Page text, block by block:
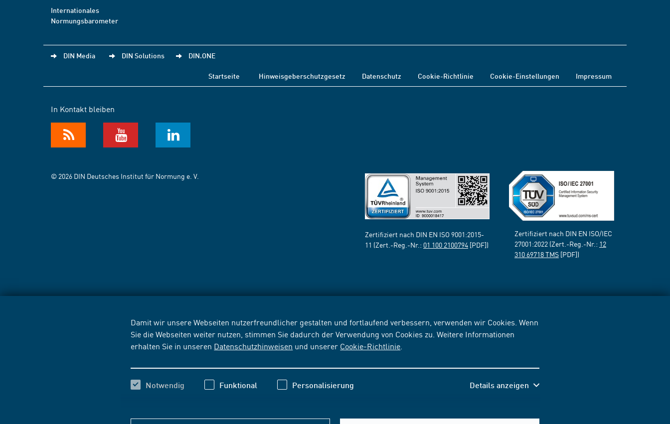
Damit wir unsere Webseiten nutzerfreundlicher gestalten und fortlaufend verbessern, verwenden wir Cookies. Wenn
Sie die Webseiten weiter nutzen, stimmen Sie dadurch der Verwendung von Cookies zu. Weitere Informationen
erhalten Sie in unseren Datenschutzhinweisen und unserer Cookie-Richtlinie
Notwendig Funktional Personalisierung Details anzeigen
Internationales
Normungsbarometer
DIN Media DIN Solutions DIN.ONE
Startseite Hinweisgeberschutzgesetz Datenschutz Cookie-Richtlinie Cookie-Einstellungen Impressum
In Kontakt bleiben
© 2026 DIN Deutsches Institut für Normung e. V.
Zertifiziert nach DIN EN ISO 9001:2015-
11 (Zert.-Reg.-Nr.: 01 100 2100794 [PDF])
Zertifiziert nach DIN EN ISO/IEC
27001:2022 (Zert.-Reg.-Nr.: 12
310 69718 TMS [PDF])